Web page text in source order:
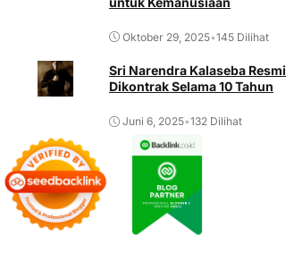
Oktober 29, 2025•145 Dilihat
Sri Narendra Kalaseba Resmi
Dikontrak Selama 10 Tahun
Juni 6, 2025•132 Dilihat